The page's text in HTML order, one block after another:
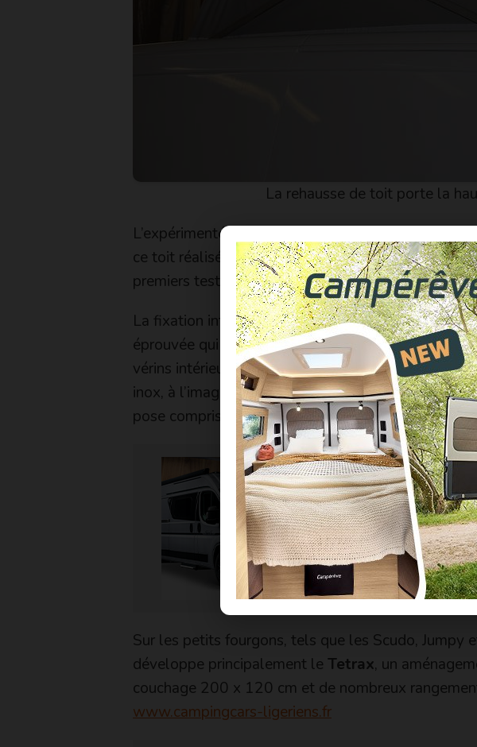
La rehausse de toit porte la
L’expérimenté Christophe Defond, à la tête de
ce toit réalisé en tôle -reprise de la tôle de
premiers tests réalisés sous la pluie confirment
La fixation intérieure du toit, en position route, est
éprouvée qui évitera tout pincement et risque de
vérins intérieurs assurent l’élévation du toit,
inox, à l’image de l’ensemble des mécanismes
pose comprise.
Sur les petits fourgons, tels que les Scudo, Jumpy
développe principalement le Tetrax, un
couchage 200 x 120 cm et de nombreux
www.campingcars-ligeriens.fr